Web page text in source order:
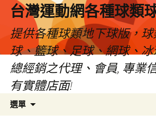
台灣運動網各種球類
提供各種球類地下球版，
球、籃球、足球、網球、
總經銷之代理、會員, 專業
有實體店面!
選單